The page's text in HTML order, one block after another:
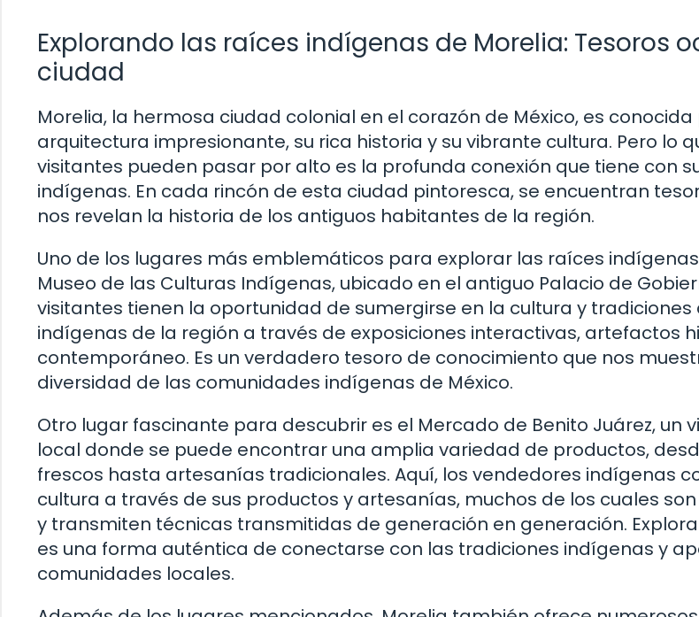
Explorando las raíces indígenas de Morelia: Tesoros
ciudad
Morelia, la hermosa ciudad colonial en el corazón de México, es conocida
arquitectura impresionante, su rica historia y su vibrante cultura. Pero lo
visitantes pueden pasar por alto es la profunda conexión que tiene con
indígenas. En cada rincón de esta ciudad pintoresca, se encuentran
nos revelan la historia de los antiguos habitantes de la región.
Uno de los lugares más emblemáticos para explorar las raíces
Museo de las Culturas Indígenas, ubicado en el antiguo Palacio de
visitantes tienen la oportunidad de sumergirse en la cultura y tradiciones
indígenas de la región a través de exposiciones interactivas, artefactos
contemporáneo. Es un verdadero tesoro de conocimiento que nos
diversidad de las comunidades indígenas de México.
Otro lugar fascinante para descubrir es el Mercado de Benito Juárez, un
local donde se puede encontrar una amplia variedad de productos,
frescos hasta artesanías tradicionales. Aquí, los vendedores indígenas
cultura a través de sus productos y artesanías, muchos de los cuales
y transmiten técnicas transmitidas de generación en generación.
es una forma auténtica de conectarse con las tradiciones indígenas y
comunidades locales.